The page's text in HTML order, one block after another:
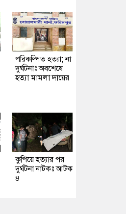
পরিকল্পিত হত্যা; না
দুর্ঘটনাঃ অবশেষে
হত্যা মামলা দায়ের
কুপিয়ে হত্যার পর
দুর্ঘটনা নাটকঃ আটক
৪